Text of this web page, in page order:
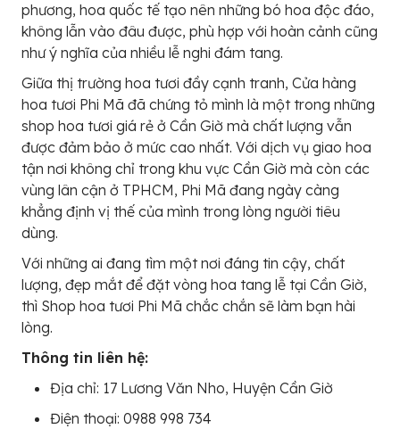
phương, hoa quốc tế tạo nên những bó hoa độc đáo,
không lẫn vào đâu được, phù hợp với hoàn cảnh cũng
như ý nghĩa của nhiều lễ nghi đám tang.
Giữa thị trường hoa tươi đầy cạnh tranh, Cửa hàng
hoa tươi Phi Mã đã chứng tỏ mình là một trong những
shop hoa tươi giá rẻ ở Cần Giờ mà chất lượng vẫn
được đảm bảo ở mức cao nhất. Với dịch vụ giao hoa
tận nơi không chỉ trong khu vực Cần Giờ mà còn các
vùng lân cận ở TPHCM, Phi Mã đang ngày càng
khẳng định vị thế của mình trong lòng người tiêu
dùng.
Với những ai đang tìm một nơi đáng tin cậy, chất
lượng, đẹp mắt để đặt vòng hoa tang lễ tại Cần Giờ,
thì Shop hoa tươi Phi Mã chắc chắn sẽ làm bạn hài
lòng.
Thông tin liên hệ:
Địa chỉ: 17 Lương Văn Nho, Huyện Cần Giờ
Điện thoại: 0988 998 734